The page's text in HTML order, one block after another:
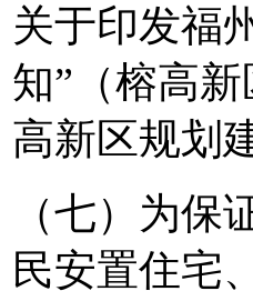
关于印发福
知”（榕高
高新区规划
（七）为
民安置住宅